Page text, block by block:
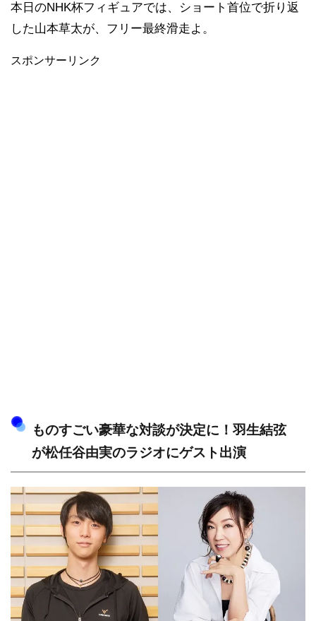
本日のNHK杯フィギュアでは、ショート首位で折り返
した山本草太が、フリー最終滑走よ。
スポンサーリンク
ものすごい豪華な対談が決定に！羽生結弦
が松任谷由実のラジオにゲスト出演